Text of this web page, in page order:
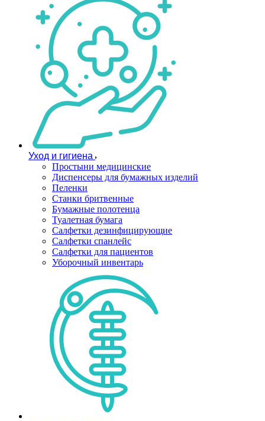
Уход и гигиена
Простыни медицинские
Диспенсеры для бумажных изделий
Пеленки
Станки бритвенные
Бумажные полотенца
Туалетная бумага
Салфетки дезинфицирующие
Салфетки спанлейс
Салфетки для пациентов
Уборочный инвентарь